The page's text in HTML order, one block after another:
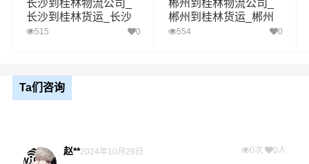
送货
桂林
秀峰区,叠彩区,象山区,七星区,雁山区,临桂区,阳朔
长沙到桂林物流公司_
长沙到桂林货运_长沙
至桂林物流专线
515 0
郴州到桂林物流公司_
郴州到桂林货运_郴州
至桂林物流专线
554 0
Ta们咨询
赵**2024年10月29日 0次 0人